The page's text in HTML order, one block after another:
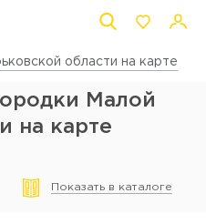
области на карте
Малой
на карте
Показать в каталоге